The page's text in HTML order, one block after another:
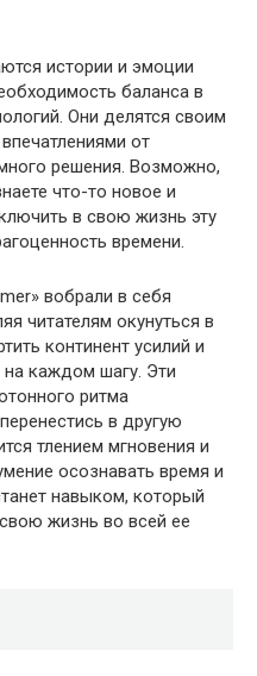
истории и эмоции
баланса в
Они делятся своим
от
решения. Возможно,
что-то новое и
в свою жизнь эту
времени.
вобрали в себя
читателям окунуться в
континент усилий и
каждом шагу. Эти
ритма
в другую
тлением мгновения и
осознавать время и
навыком, который
жизнь во всей ее